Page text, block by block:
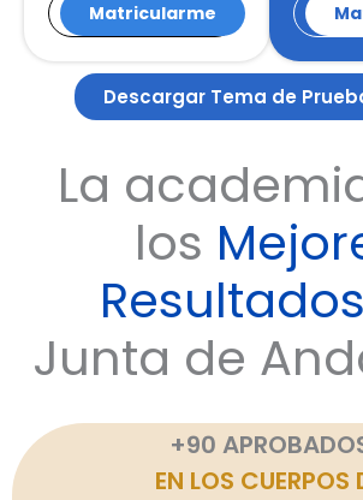
Disponibilidad
Matricularme
Descargar Tema de
La
los
Resultados
Junta de
+90
EN LOS CUERPOS